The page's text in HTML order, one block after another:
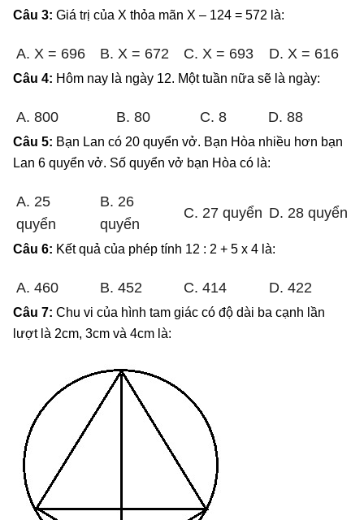
Câu 3: Giá trị của X thỏa mãn X – 124 = 572 là:
A. X = 696 B. X = 672 C. X = 693 D. X = 616
Câu 4: Hôm nay là ngày 12. Một tuần nữa sẽ là ngày:
A. 800 B. 80 C. 8 D. 88
Câu 5: Bạn Lan có 20 quyển vở. Bạn Hòa nhiều hơn bạn
Lan 6 quyển vở. Số quyển vở bạn Hòa có là:
A. 25
quyển
B. 26
quyển
C. 27 quyển D. 28 quyển
Câu 6: Kết quả của phép tính 12 : 2 + 5 x 4 là:
A. 460 B. 452 C. 414 D. 422
Câu 7: Chu vi của hình tam giác có độ dài ba cạnh lần
lượt là 2cm, 3cm và 4cm là: